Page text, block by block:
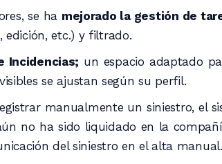
se ha mejorado la gestión de
edición, etc.) y filtrado.
Incidencias; un espacio adaptado
se ajustan según su perfil.
manualmente un siniestro, el
no ha sido liquidado en la
del siniestro en el alta manual.